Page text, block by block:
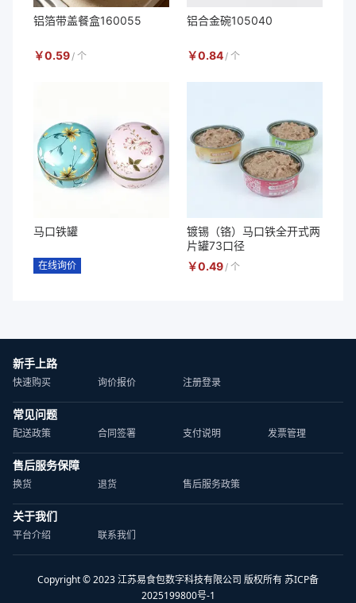
铝箔带盖餐盒160055
￥0.59 / 个
铝合金碗105040
￥0.84 / 个
马口铁罐
在线询价
镀锡（铬）马口铁全开式两
片罐73口径
￥0.49 / 个
新手上路
快速购买 询价报价 注册登录
常见问题
配送政策 合同签署 支付说明 发票管理
售后服务保障
换货 退货 售后服务政策
关于我们
平台介绍 联系我们
Copyright © 2023 江苏易食包数字科技有限公司 版权所有 苏ICP备
2025199800号-1